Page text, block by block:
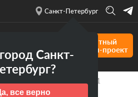
Санкт-Петербург
Санкт-
все верно
Бесплатный
дизайн-проект
Дин281